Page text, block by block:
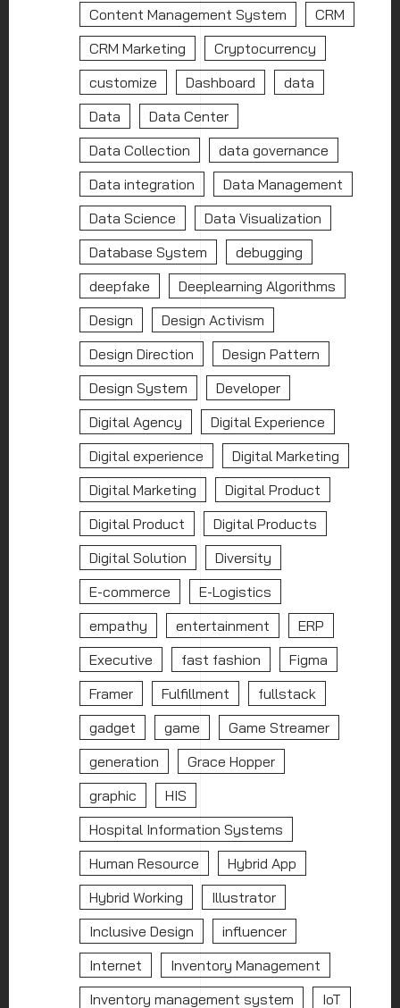
Content Management System
CRM
CRM Marketing
Cryptocurrency
customize
Dashboard
data
Data
Data Center
Data Collection
data governance
Data integration
Data Management
Data Science
Data Visualization
Database System
debugging
deepfake
Deeplearning Algorithms
Design
Design Activism
Design Direction
Design Pattern
Design System
Developer
Digital Agency
Digital Experience
Digital experience
Digital Marketing
Digital Marketing
Digital Product
Digital Product
Digital Products
Digital Solution
Diversity
E-commerce
E-Logistics
empathy
entertainment
ERP
Executive
fast fashion
Figma
Framer
Fulfillment
fullstack
gadget
game
Game Streamer
generation
Grace Hopper
graphic
HIS
Hospital Information Systems
Human Resource
Hybrid App
Hybrid Working
Illustrator
Inclusive Design
influencer
Internet
Inventory Management
Inventory management system
IoT